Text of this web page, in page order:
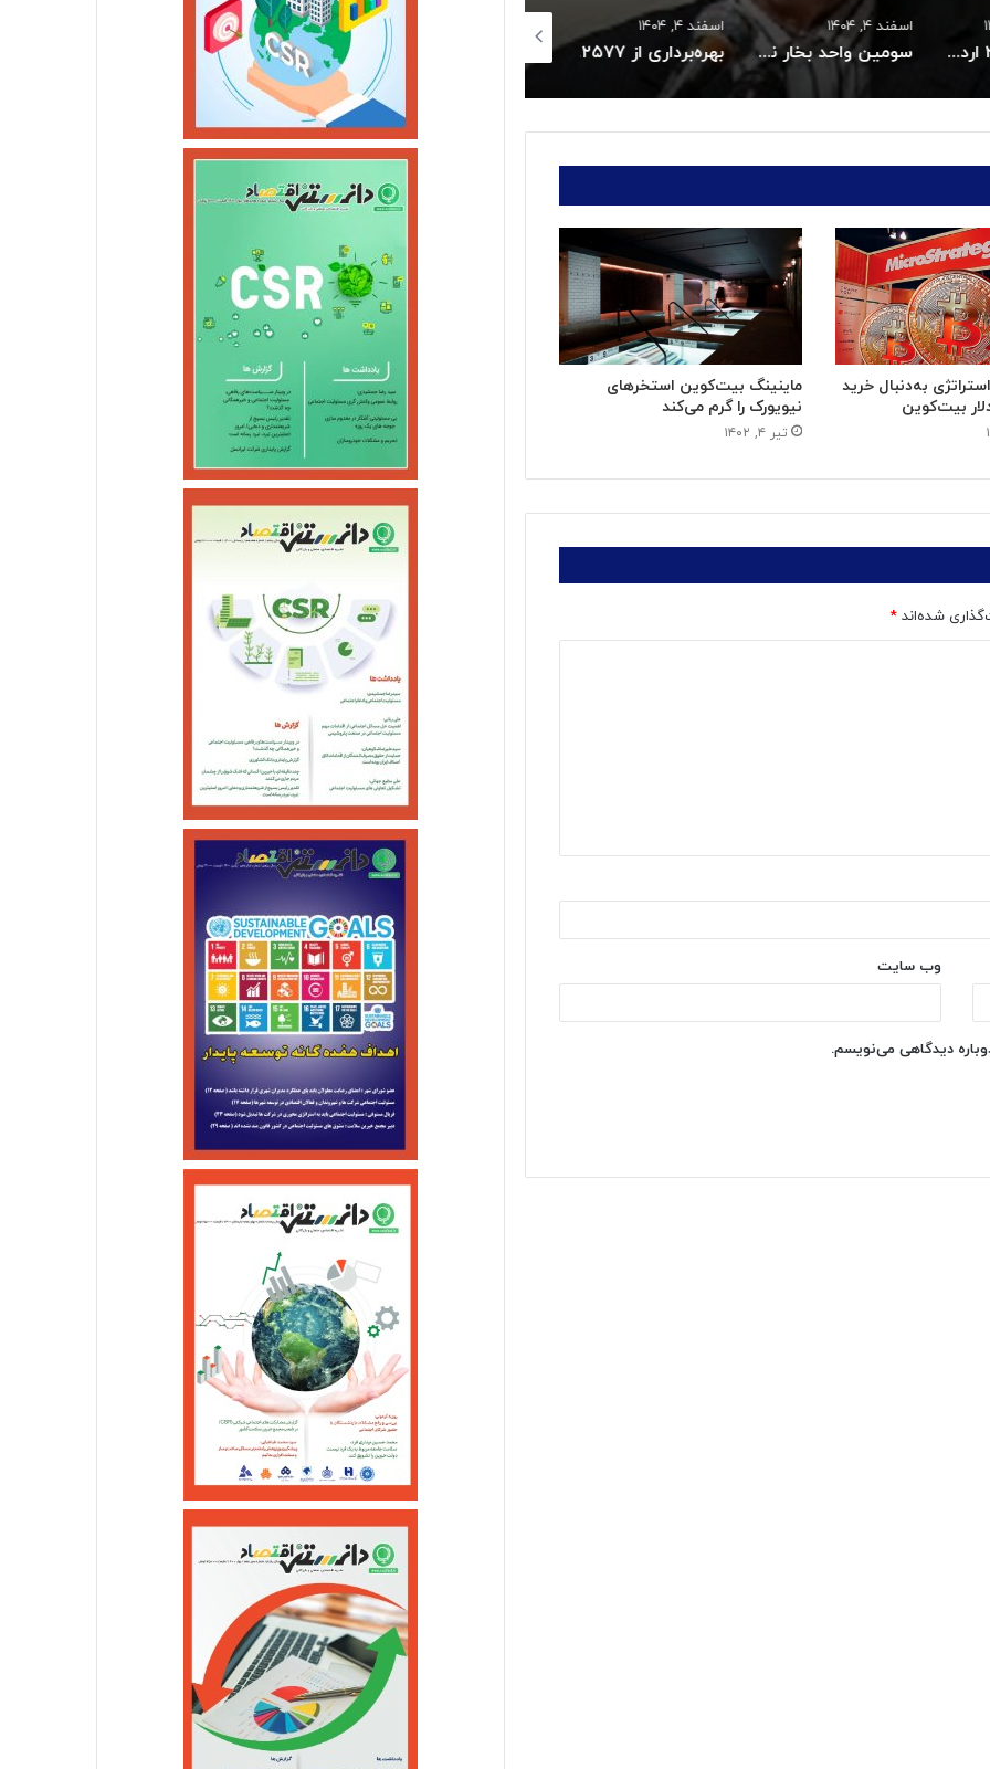
قیمت طلا در۲۷ اردیبهشت ۱۴۰۵
اسفند ۴, ۱۴۰۴
سومین واحد بخار نیروگاه عسلویه در آستانه اتصال به شبکه
اسفند ۴, ۱۴۰۴
بهره‌برداری از ۲۵۷۷ مگاوات نیروگاه تجدیدپذیر جدید
اسفند ۴, ۱۴۰۴ بهمن ۱۲, ۱۴۰۴
ارائه بسته‌های ویژه دهه فجر و نیمه شعبان توسط همراه اول
به‌دنبال خرید
ماینینگ بیت‌کوین استخرهای
نیویورک را گرم می‌کند
تیر ۴, ۱۴۰۲
شده‌اند *
وب‌ سایت
دیدگاهی می‌نویسم.